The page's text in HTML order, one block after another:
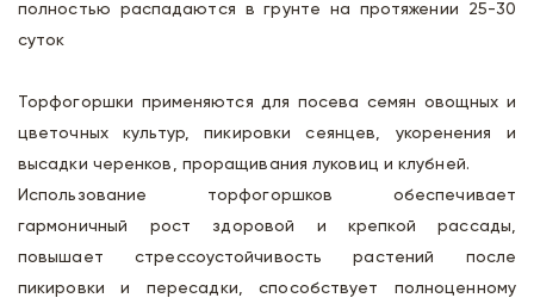
полностью распадаются в грунте на протяжении 25-30
суток
Торфогоршки применяются для посева семян овощных и
цветочных культур, пикировки сеянцев, укоренения и
высадки черенков, проращивания луковиц и клубней.
Использование торфогоршков обеспечивает
гармоничный рост здоровой и крепкой рассады,
повышает стрессоустойчивость растений после
пикировки и пересадки, способствует полноценному